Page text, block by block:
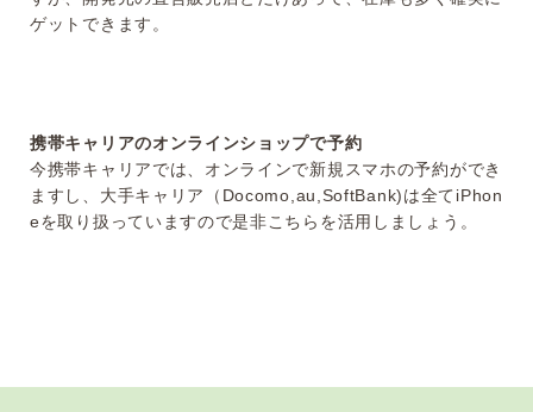
ゲットできます。
携帯キャリアのオンラインショップで予約
今携帯キャリアでは、オンラインで新規スマホの予約ができ
ますし、大手キャリア（Docomo,au,SoftBank)は全てiPhon
eを取り扱っていますので是非こちらを活用しましょう。